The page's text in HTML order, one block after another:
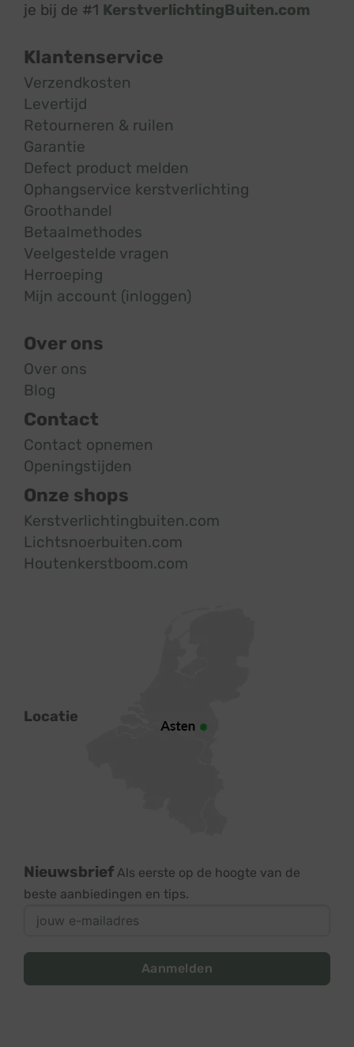
je bij de #1 KerstverlichtingBuiten.com
Klantenservice
Verzendkosten
Levertijd
Retourneren & ruilen
Garantie
Defect product melden
Ophangservice kerstverlichting
Groothandel
Betaalmethodes
Veelgestelde vragen
Herroeping
Mijn account (inloggen)
Over ons
Over ons
Blog
Contact
Contact opnemen
Openingstijden
Onze shops
Kerstverlichtingbuiten.com
Lichtsnoerbuiten.com
Houtenkerstboom.com
Locatie
Nieuwsbrief Als eerste op de hoogte van de
beste aanbiedingen en tips.
Aanmelden